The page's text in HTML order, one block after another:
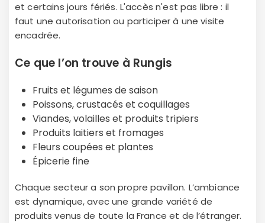
et certains jours fériés. L'accès n'est pas libre : il
faut une autorisation ou participer à une visite
encadrée.
Ce que l’on trouve à Rungis
Fruits et légumes de saison
Poissons, crustacés et coquillages
Viandes, volailles et produits tripiers
Produits laitiers et fromages
Fleurs coupées et plantes
Épicerie fine
Chaque secteur a son propre pavillon. L’ambiance
est dynamique, avec une grande variété de
produits venus de toute la France et de l’étranger.